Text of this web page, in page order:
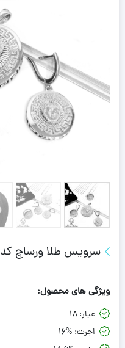
سرویس طلا ورساچ کد11
ویژگی های محصول:
عیار:18
اجرت: 16%